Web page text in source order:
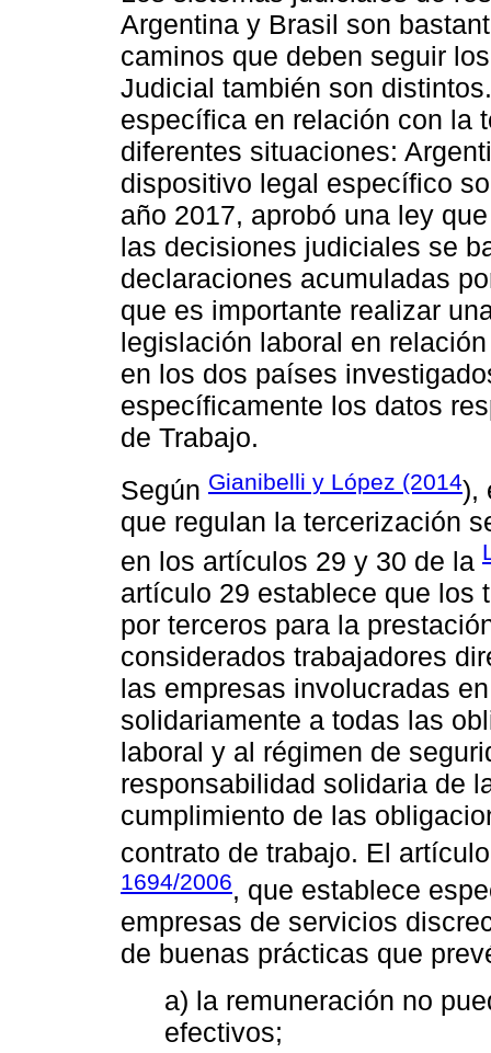
Argentina y Brasil son
caminos que deben seguir
Judicial también son
específica en relación con la
diferentes situaciones:
dispositivo legal específico
año 2017, aprobó una ley
las decisiones judiciales se
declaraciones acumuladas
que es importante realizar
legislación laboral en
en los dos países
específicamente los datos
de Trabajo.
Según Gianibelli y López (2014),
que regulan la tercerización
en los artículos 29 y 30 de la
artículo 29 establece que los
por terceros para la
considerados trabajadores
las empresas involucradas
solidariamente a todas las
laboral y al régimen de
responsabilidad solidaria de
cumplimiento de las
contrato de trabajo. El
1694/2006, que establece
empresas de servicios
de buenas prácticas que
a) la remuneración no
efectivos;